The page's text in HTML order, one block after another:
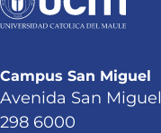
Campus San Miguel
Avenida San Miguel
298 6000